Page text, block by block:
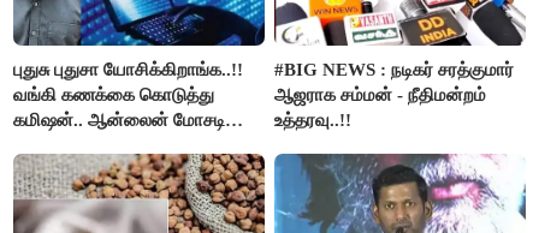
புதுசு புதுசா யோசிக்கிறாங்க..!!
வங்கி கணக்கை கொடுத்து
கமிஷன்.. ஆன்லைன் மோசடி
கைது..!!
#BIG NEWS : நடிகர் சரத்குமார்
ஆஜராக சம்மன் - நீதிமன்றம்
உத்தரவு..!!